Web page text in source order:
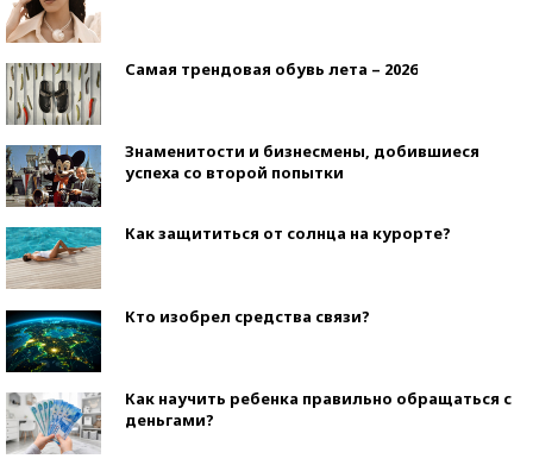
Самая трендовая обувь лета – 2026
Знаменитости и бизнесмены, добившиеся
успеха со второй попытки
Как защититься от солнца на курорте?
Кто изобрел средства связи?
Как научить ребенка правильно обращаться с
деньгами?